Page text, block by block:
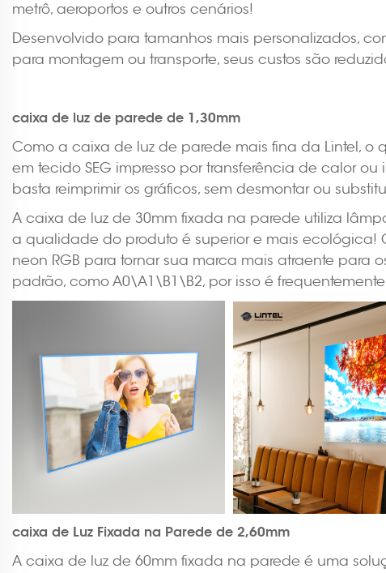
metrô, aeroportos e outros cenários!
Desenvolvido para tamanhos mais personalizados,
para montagem ou transporte, seus custos são
caixa de luz de parede de 1,30mm
Como a caixa de luz de parede mais fina da Lintel,
em tecido SEG impresso por transferência de calor
basta reimprimir os gráficos, sem desmontar ou
A caixa de luz de 30mm fixada na parede utiliza
a qualidade do produto é superior e mais ecológica!
neon RGB para tornar sua marca mais atraente para
padrão, como A0\A1\B1\B2, por isso é
caixa de Luz Fixada na Parede de 2,60mm
A caixa de luz de 60mm fixada na parede é uma